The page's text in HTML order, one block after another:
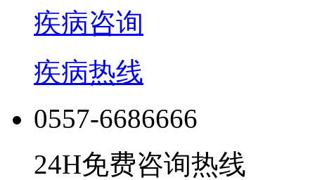
疾病咨询
疾病热线
0557-6686666
24H免费咨询热线